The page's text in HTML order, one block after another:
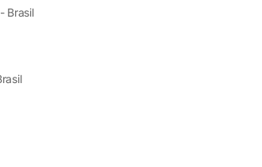
Brasil